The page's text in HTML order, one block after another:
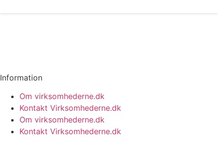
Information
Om virksomhederne.dk
Kontakt Virksomhederne.dk
Om virksomhederne.dk
Kontakt Virksomhederne.dk